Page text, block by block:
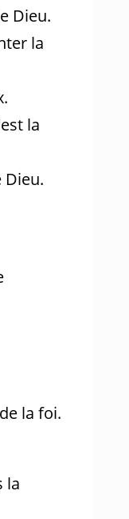
Dieu.
la
la
Dieu.
la foi.
la